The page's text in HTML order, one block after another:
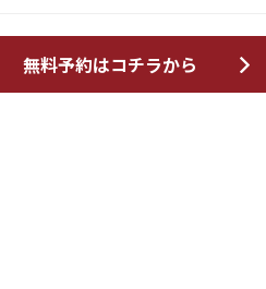
無料予約はコチラから